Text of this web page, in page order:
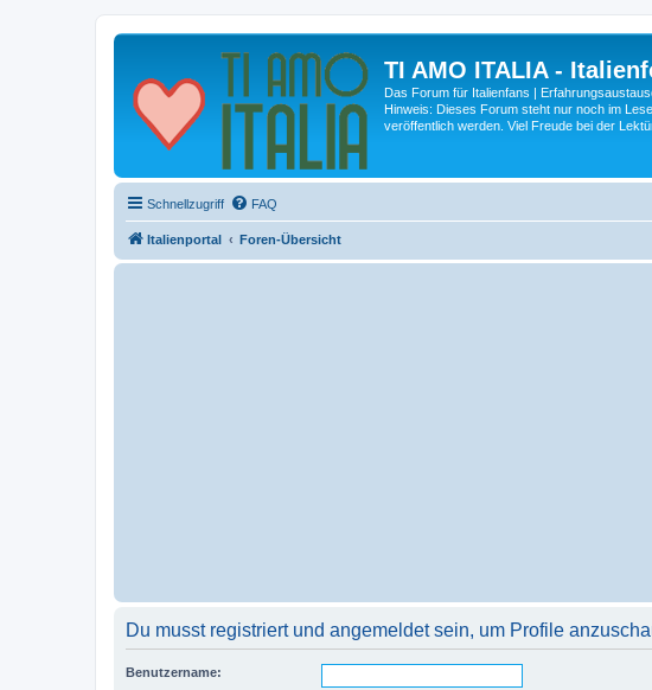
TI AMO ITALIA -
Das Forum für Italienfans |
Hinweis: Dieses Forum steht nur noch im
veröffentlich werden. Viel Freude bei der
Schnellzugriff FAQ
Italienportal Foren-Übersicht
Du musst registriert und angemeldet sein, um Profile
Benutzername: